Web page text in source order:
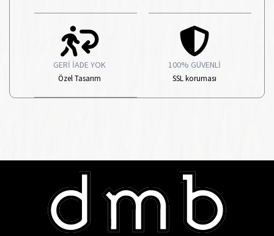
GERİ İADE YOK
Özel Tasarım
100% GÜVENLİ
SSL koruması